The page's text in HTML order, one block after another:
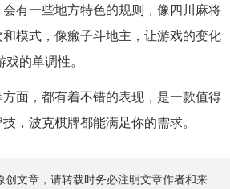
有一些地方特色的规则，像四川麻将
模式，像癞子斗地主，让游戏的变化
的单调性。
面，都有着不错的表现，是一款值得
，波克棋牌都能满足你的需求。
文章，请转载时务必注明文章作者和来